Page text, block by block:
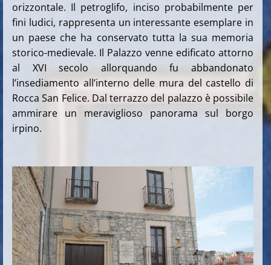
orizzontale. Il petroglifo, inciso probabilmente per
fini ludici, rappresenta un interessante esemplare in
un paese che ha conservato tutta la sua memoria
storico-medievale. Il Palazzo venne edificato attorno
al XVI secolo allorquando fu abbandonato
l’insediamento all’interno delle mura del castello di
Rocca San Felice. Dal terrazzo del palazzo è possibile
ammirare un meraviglioso panorama sul borgo
irpino.